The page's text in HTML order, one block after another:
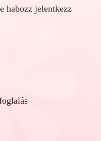
habozz jelentkezz